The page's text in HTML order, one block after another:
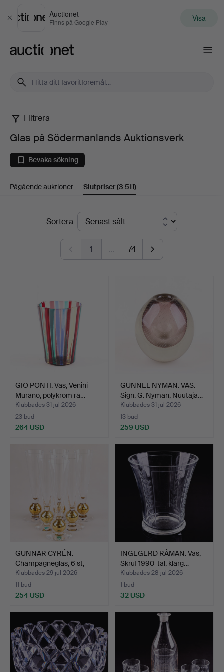
Stäng
Auctionet
Finns på Google Play Visa
Glas
på
Södermanlands
Auktionsverk
Filtrera
Glas på Södermanlands Auktionsverk
Bevaka sökning
Pågående auktioner Slutpriser(3 511)
SlutpriserSortera
1 … 74
GIO PONTI. Vas, Venini
Murano, polykrom ra…
Klubbades 31 jul 2026
23 bud
264 USD
GUNNEL NYMAN. VAS.
Sign. G. Nyman, Nuutajä…
Klubbades 31 jul 2026
13 bud
259 USD
GUNNAR CYRÉN.
Champagneglas, 6 st,
"Nobel"…
Klubbades 29 jul 2026
11 bud
254 USD
INGEGERD RÅMAN. Vas,
Skruf 1990-tal, klarg…
Klubbades 28 jul 2026
1 bud
32 USD